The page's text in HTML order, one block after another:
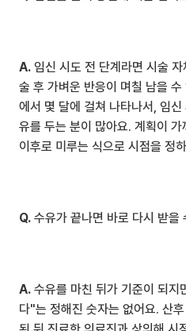
A. 임신 시도 전 단계라면 시술
술 후 가벼운 반응이 며칠 남을
에서 몇 달에 걸쳐 나타나서, 임
유를 두는 분이 많아요. 계획이
이후로 미루는 식으로 시점을 정
Q. 수유가 끝나면 바로 다시 받을
A. 수유를 마친 뒤가 기준이 되
다"는 정해진 숫자는 없어요. 산